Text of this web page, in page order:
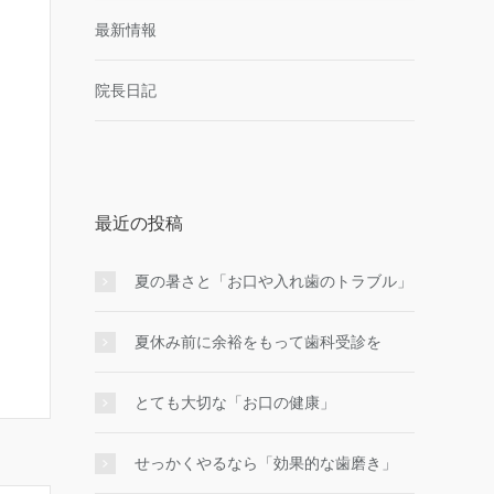
最新情報
院長日記
最近の投稿
夏の暑さと「お口や入れ歯のトラブル」
夏休み前に余裕をもって歯科受診を
とても大切な「お口の健康」
せっかくやるなら「効果的な⻭磨き」